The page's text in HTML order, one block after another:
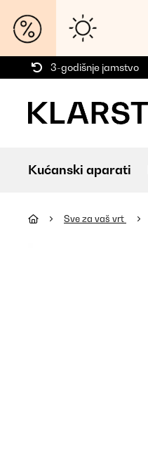
3-godišnje jamstvo
Kućanski aparati
Sve za vaš vrt